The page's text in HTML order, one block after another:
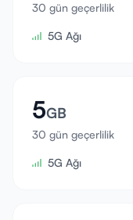
30 gün geçerlilik
5G Ağı
5GB
30 gün geçerlilik
5G Ağı